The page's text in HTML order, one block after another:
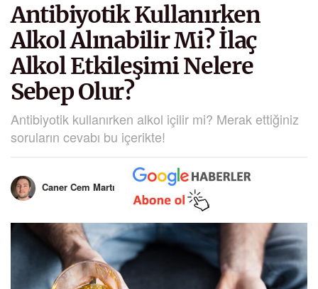
Antibiyotik Kullanırken
Alkol Alınabilir Mi? İlaç
Alkol Etkileşimi Nelere
Sebep Olur?
Antibiyotik kullanırken alkol içilir mi? Merak ettiğiniz
soruların cevabı bu içerikte!
Caner Cem Martı